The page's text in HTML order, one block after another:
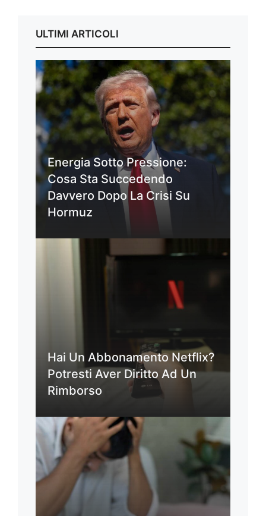
ULTIMI ARTICOLI
Energia Sotto Pressione:
Cosa Sta Succedendo
Davvero Dopo La Crisi Su
Hormuz
Hai Un Abbonamento Netflix?
Potresti Aver Diritto Ad Un
Rimborso